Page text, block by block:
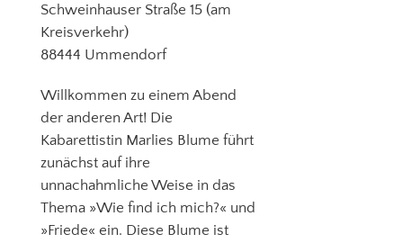
Schweinhauser Straße 15 (am
Kreisverkehr)
88444 Ummendorf
Willkommen zu einem Abend
der anderen Art! Die
Kabarettistin Marlies Blume führt
zunächst auf ihre
unnachahmliche Weise in das
Thema »Wie find ich mich?« und
»Friede« ein. Diese Blume ist